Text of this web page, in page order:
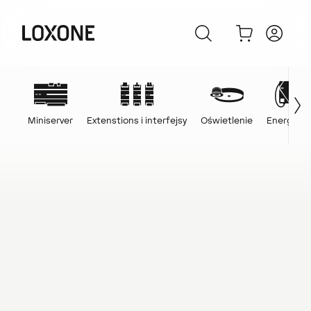
Miniserver Extenstions i interfejsy Oświetlenie Energia